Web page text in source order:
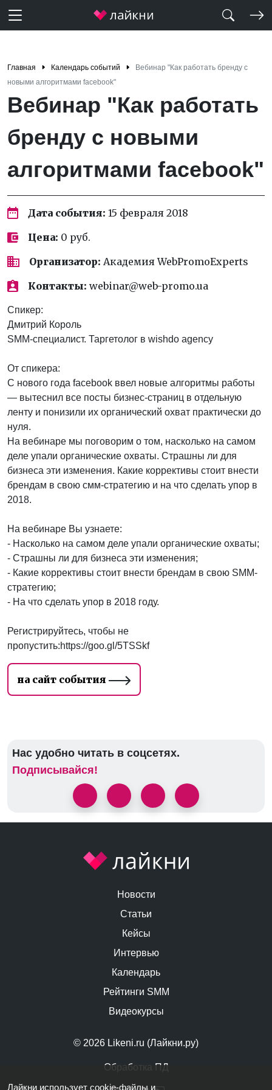
Главная Календарь событий
Вебинар "Как работать бренду с
новыми алгоритмами facebook"
Вебинар "Как работать
бренду с новыми
алгоритмами facebook"
Дата события: 15 февраля 2018
Цена: 0 руб.
Организатор: Академия WebPromoExperts
Контакты: webinar@web-promo.ua
Спикер:
Дмитрий Король
SMM-специалист. Таргетолог в wishdo agency
От спикера:
С нового года facebook ввел новые алгоритмы работы
— вытеснил все посты бизнес-страниц в отдельную
ленту и понизили их органический охват практически до
нуля.
На вебинаре мы поговорим о том, насколько на самом
деле упали органические охваты. Страшны ли для
бизнеса эти изменения. Какие коррективы стоит внести
брендам в свою смм-стратегию и на что сделать упор в
2018.
На вебинаре Вы узнаете:
- Насколько на самом деле упали органические охваты;
- Страшны ли для бизнеса эти изменения;
- Какие коррективы стоит внести брендам в свою SMM-
стратегию;
- На что сделать упор в 2018 году.
Регистрируйтесь, чтобы не
пропустить:https://goo.gl/5TSSkf
на сайт события
Нас удобно читать в соцсетях.
Подписывайся!
© 2026 Likeni.ru (Лайкни.ру)
Обработка ПД
Новости
Статьи
Кейсы
Интервью
Календарь
Рейтинги SMM
Видеокурсы
Лайкни использует cookie-файлы и